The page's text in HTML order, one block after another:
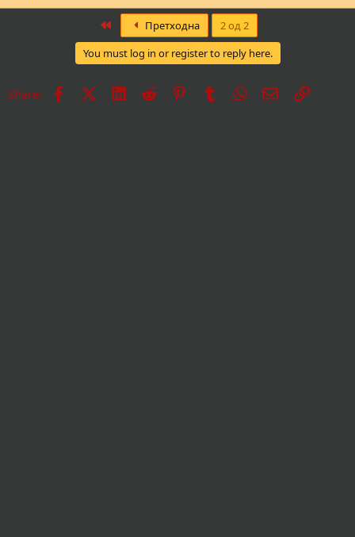
Претходна
2 од 2
You must log in or register to reply here.
Share: Facebook LinkedInReddit PinterestTumblrWhatsApp
Е-поштаВрска